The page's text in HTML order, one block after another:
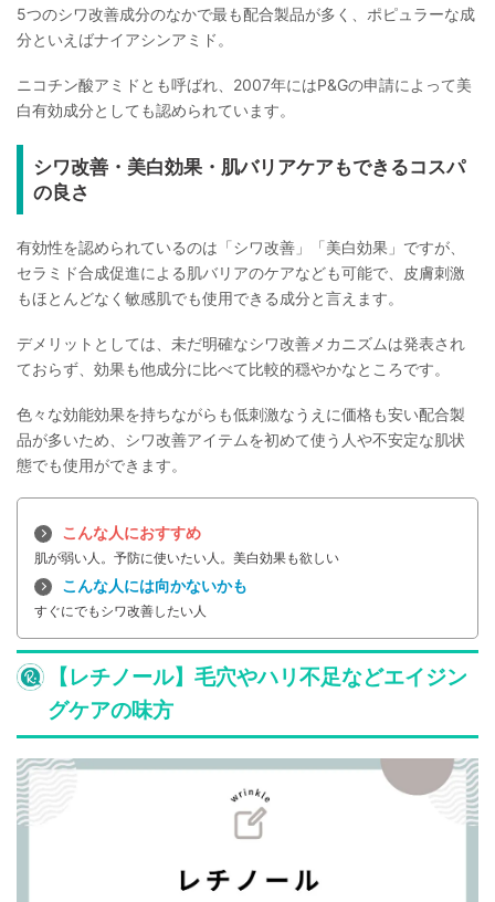
5つのシワ改善成分のなかで最も配合製品が多く、ポピュラーな成
分といえばナイアシンアミド。
ニコチン酸アミドとも呼ばれ、2007年にはP&Gの申請によって美
白有効成分としても認められています。
シワ改善・美白効果・肌バリアケアもできるコスパ
の良さ
有効性を認められているのは「シワ改善」「美白効果」ですが、
セラミド合成促進による肌バリアのケアなども可能で、皮膚刺激
もほとんどなく敏感肌でも使用できる成分と言えます。
デメリットとしては、未だ明確なシワ改善メカニズムは発表され
ておらず、効果も他成分に比べて比較的穏やかなところです。
色々な効能効果を持ちながらも低刺激なうえに価格も安い配合製
品が多いため、シワ改善アイテムを初めて使う人や不安定な肌状
態でも使用ができます。
こんな人におすすめ
肌が弱い人。予防に使いたい人。美白効果も欲しい
こんな人には向かないかも
すぐにでもシワ改善したい人
【レチノール】毛穴やハリ不足などエイジン
グケアの味方